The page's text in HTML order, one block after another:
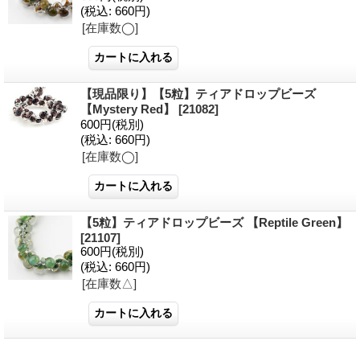
(税込: 660円)
[在庫数◯]
【現品限り】【5粒】ティアドロップビーズ
【Mystery Red】 [21082]
600円(税別)
(税込: 660円)
[在庫数◯]
【5粒】ティアドロップビーズ 【Reptile Green】
[21107]
600円(税別)
(税込: 660円)
[在庫数△]